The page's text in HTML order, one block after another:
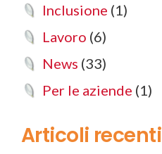
Inclusione (1)
Lavoro (6)
News (33)
Per le aziende (1)
Articoli recenti